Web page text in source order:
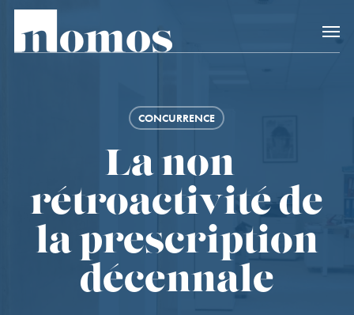
Skip
main
Accès rapide
CONCURRENCE
La non-
rétroactivité de
la prescription
décennale